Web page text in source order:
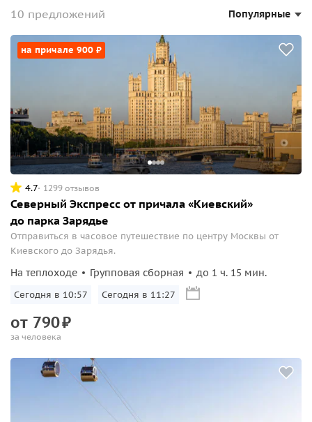
10 предложений Популярные
на причале 900 ₽
4.7 1299 отзывов
Северный Экспресс от причала «Киевский»
до парка Зарядье
Отправиться в часовое путешествие по центру Москвы от
Киевского до Зарядья.
На теплоходе Групповая сборная до 1 ч. 15 мин.
Сегодня в 10:57 Сегодня в 11:27
от 790₽
за человека